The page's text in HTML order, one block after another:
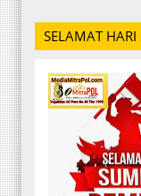
SELAMAT